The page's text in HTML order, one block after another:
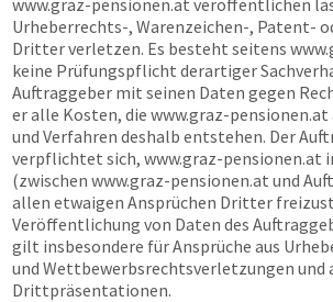
www.graz-pensionen.at veröffentlichen
Urheberrechts-, Warenzeichen-, Patent-
Dritter verletzen. Es besteht seitens
keine Prüfungspflicht derartiger
Auftraggeber mit seinen Daten gegen
er alle Kosten, die www.graz-pensionen.at
und Verfahren deshalb entstehen. Der
verpflichtet sich, www.graz-pensionen.at
(zwischen www.graz-pensionen.at und
allen etwaigen Ansprüchen Dritter
Veröffentlichung von Daten des
gilt insbesondere für Ansprüche aus
und Wettbewerbsrechtsverletzungen und
Drittpräsentationen.